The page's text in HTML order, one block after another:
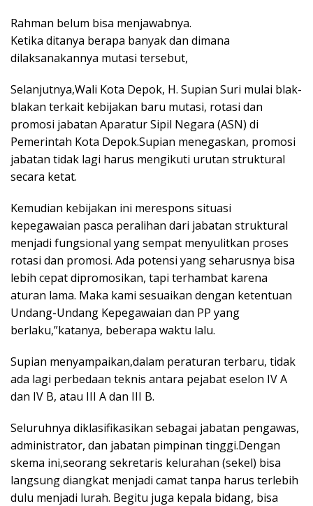
Rahman belum bisa menjawabnya.
Ketika ditanya berapa banyak dan dimana
dilaksanakannya mutasi tersebut,
Selanjutnya,Wali Kota Depok, H. Supian Suri mulai blak-
blakan terkait kebijakan baru mutasi, rotasi dan
promosi jabatan Aparatur Sipil Negara (ASN) di
Pemerintah Kota Depok.Supian menegaskan, promosi
jabatan tidak lagi harus mengikuti urutan struktural
secara ketat.
Kemudian kebijakan ini merespons situasi
kepegawaian pasca peralihan dari jabatan struktural
menjadi fungsional yang sempat menyulitkan proses
rotasi dan promosi. Ada potensi yang seharusnya bisa
lebih cepat dipromosikan, tapi terhambat karena
aturan lama. Maka kami sesuaikan dengan ketentuan
Undang-Undang Kepegawaian dan PP yang
berlaku,”katanya, beberapa waktu lalu.
Supian menyampaikan,dalam peraturan terbaru, tidak
ada lagi perbedaan teknis antara pejabat eselon IV A
dan IV B, atau III A dan III B.
Seluruhnya diklasifikasikan sebagai jabatan pengawas,
administrator, dan jabatan pimpinan tinggi.Dengan
skema ini,seorang sekretaris kelurahan (sekel) bisa
langsung diangkat menjadi camat tanpa harus terlebih
dulu menjadi lurah. Begitu juga kepala bidang, bisa